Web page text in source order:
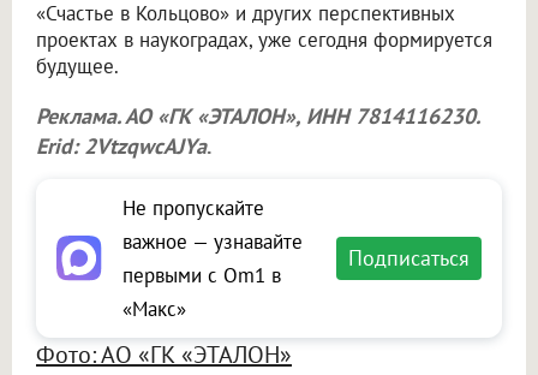
«Счастье в Кольцово» и других перспективных
проектах в наукоградах, уже сегодня формируется
будущее.
Реклама. АО «ГК «ЭТАЛОН», ИНН 7814116230.
Erid: 2VtzqwcAJYa.
Не пропускайте
важное — узнавайте
первыми с Om1 в
«Макс»
Подписаться
Фото: АО «ГК «ЭТАЛОН»